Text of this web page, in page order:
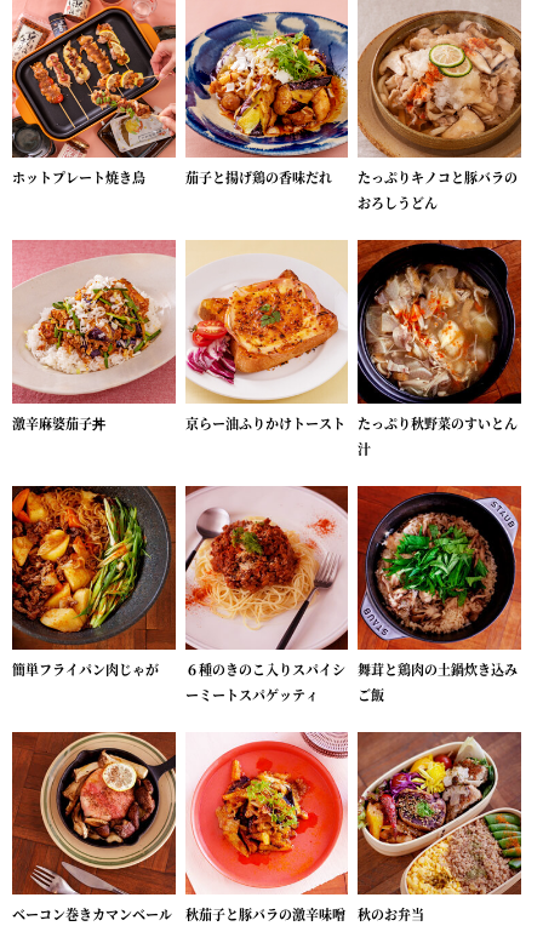
ホットプレート焼き鳥 茄子と揚げ鶏の香味だれ
たっぷりキノコと豚バラの
おろしうどん
激辛麻婆茄子丼 京らー油ふりかけトースト
たっぷり秋野菜のすいとん
汁
簡単フライパン肉じゃが
６種のきのこ入りスパイシ
ーミートスパゲッティ
舞茸と鶏肉の土鍋炊き込み
ご飯
ベーコン巻きカマンベール 秋茄子と豚バラの激辛味噌 秋のお弁当